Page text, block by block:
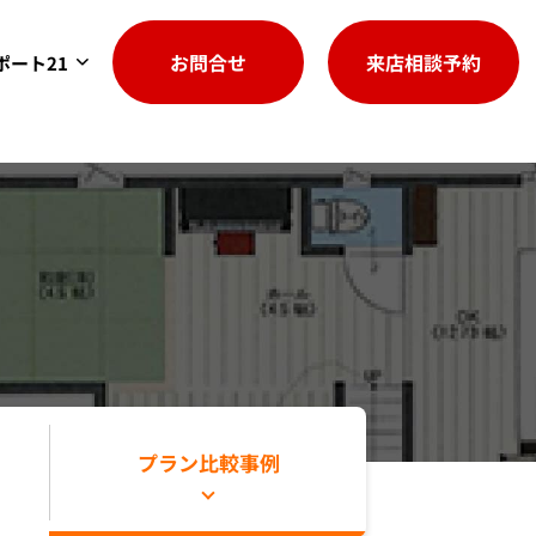
ート21 お問合せ 来店相談予約
プラン比較事例